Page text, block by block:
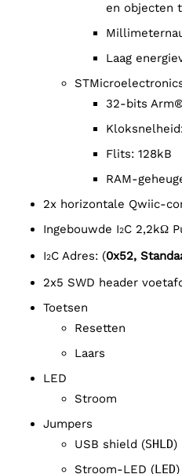
en objecten
Laag
32-bits
Flits: 128kB
RAM-
2x horizontale Qwiic-
Ingebouwde I2C 2,2kΩ
I2C Adres: (0x52,
2x5 SWD header
Toetsen
Resetten
Laars
LED
Stroom
Jumpers
USB shield (SHLD)
Stroom-LED (LED)